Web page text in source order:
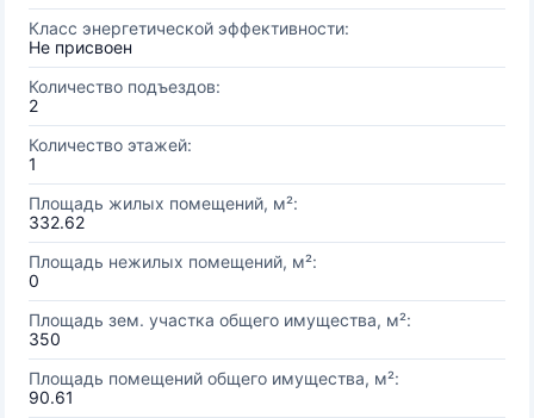
Класс энергетической эффективности:
Не присвоен
Количество подъездов:
2
Количество этажей:
1
Площадь жилых помещений, м²:
332.62
Площадь нежилых помещений, м²:
0
Площадь зем. участка общего имущества, м²:
350
Площадь помещений общего имущества, м²:
90.61